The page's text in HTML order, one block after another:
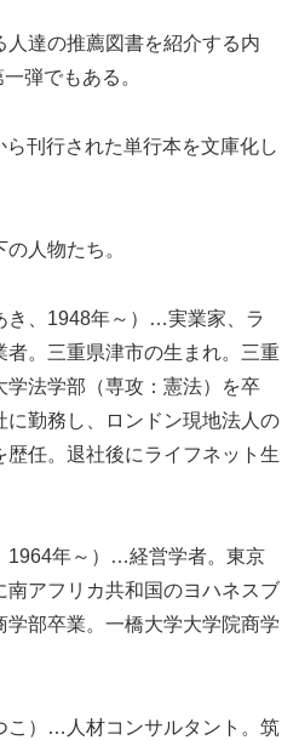
人達の推薦図書を紹介する内
弾でもある。
刊行された単行本を文庫化し
人物たち。
き、1948年～）…実業家、ラ
者。三重県津市の生まれ。三重
学法学部（専攻：憲法）を卒
勤務し、ロンドン現地法人の
任。退社後にライフネット生
1964年～）…経営学者。東京
アフリカ共和国のヨハネスブ
学部卒業。一橋大学大学院商学
こ）…人材コンサルタント。筑